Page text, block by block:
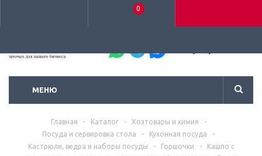
0
МЕНЮ
Главная - Каталог - Хозтовары и химия
-
Посуда и сервировка стола
- Кухонная посуда
-
Кастрюли, ведра и наборы посуды
- Горшочки -
Кашпо с